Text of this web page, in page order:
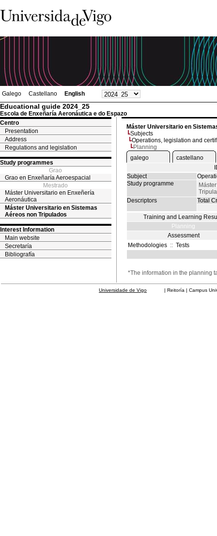
Galego Castellano English
Educational guide 2024_25
Escola de Enxeñaría Aeronáutica e do Espazo
Centro
Presentation
Address
Regulations and legislation
Study programmes
Grao
Grao en Enxeñaría Aeroespacial
Mestrado
Máster Universitario en Enxeñería
Aeronáutica
Máster Universitario en Sistemas
Aéreos non Tripulados
Interest Information
Main website
Secretaría
Bibliografía
Máster Universitario en
Subjects
Operations, legislation and
Planning
galego
castellano
Subject
Study programme
Descriptors
Total
Training and Learning
Planning
Assessment
Methodologies :: Tests
*The information in the planning
Universidade de Vigo | Reitoría | Campus